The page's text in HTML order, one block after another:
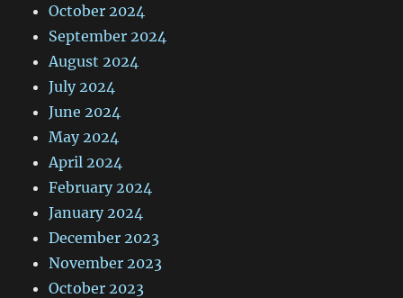
October 2024
September 2024
August 2024
July 2024
June 2024
May 2024
April 2024
February 2024
January 2024
December 2023
November 2023
October 2023